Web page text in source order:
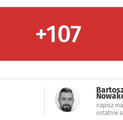
+107
napisz
ostatnie